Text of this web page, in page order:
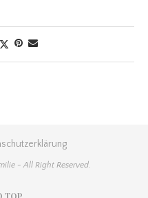
- All Right Reserved.